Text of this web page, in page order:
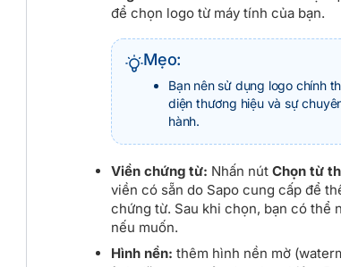
để chọn logo từ máy tính của bạn.
Mẹo:
Bạn nên sử dụng logo chính
diện thương hiệu và sự
hành.
Viền chứng từ: Nhấn nút Chọn từ
viền có sẵn do Sapo cung cấp để
chứng từ. Sau khi chọn, bạn có thể
nếu muốn.
Hình nền: thêm hình nền mờ